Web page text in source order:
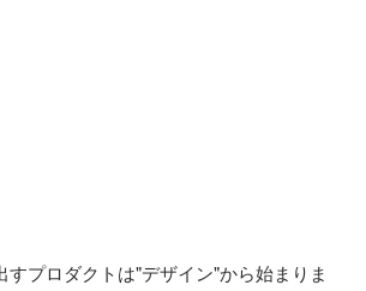
すプロダクトは"デザイン"から始まりま